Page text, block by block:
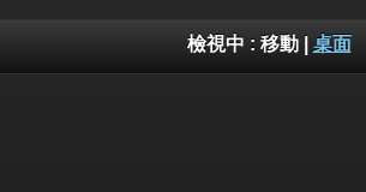
檢視中 : 移動| 桌面